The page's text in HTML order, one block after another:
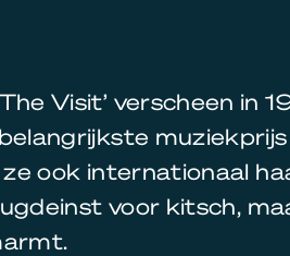
Visit’ verscheen in
ook internationaal
voor kitsch,